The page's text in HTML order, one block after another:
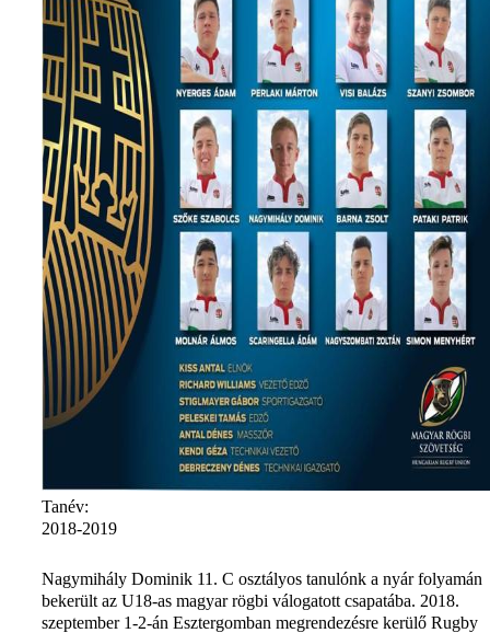
Tanév:
2018-2019
Nagymihály Dominik 11. C osztályos tanulónk a nyár folyamán
bekerült az U18-as magyar rögbi válogatott csapatába. 2018.
szeptember 1-2-án Esztergomban megrendezésre kerülő Rugby